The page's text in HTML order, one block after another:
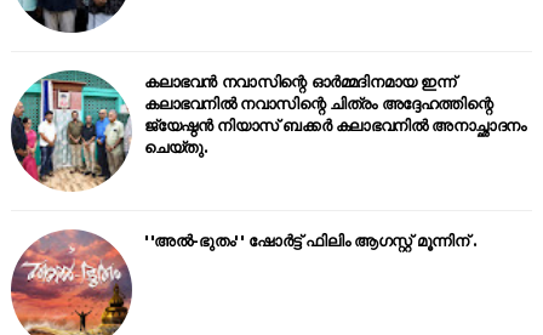
കലാഭവൻ നവാസിന്റെ ഓർമ്മദിനമായ ഇന്ന്
കലാഭവനിൽ നവാസിന്റെ ചിത്രം അദ്ദേഹത്തിന്റെ
ജ്യേഷ്ഠൻ നിയാസ് ബക്കർ കലാഭവനിൽ അനാച്ഛാദനം
ചെയ്തു.
''അൽ-ഭുതം'' ഷോർട്ട് ഫിലിം ആഗസ്റ്റ് മൂന്നിന് .